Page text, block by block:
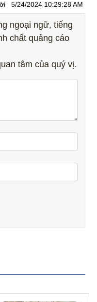
5/24/2024 10:29:28 AM
ngoại ngữ, tiếng
chất quảng cáo
tâm của quý vị.